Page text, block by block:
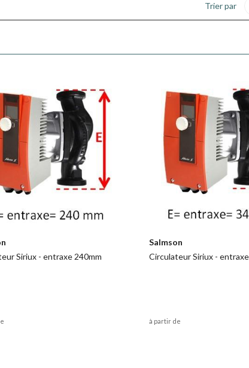
Trier par
Siriux - entraxe 240mm
Salmson
Circulateur Siriux -
à partir de